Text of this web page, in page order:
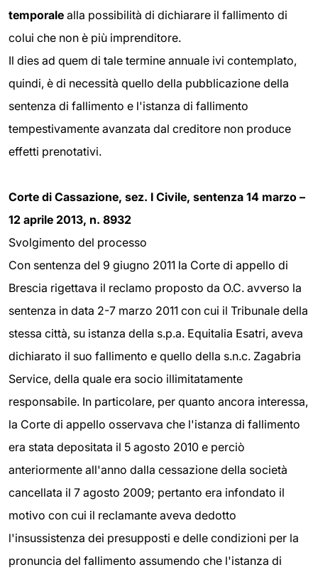
temporale alla possibilità di dichiarare il fallimento di
colui che non è più imprenditore.
Il dies ad quem di tale termine annuale ivi contemplato,
quindi, è di necessità quello della pubblicazione della
sentenza di fallimento e l'istanza di fallimento
tempestivamente avanzata dal creditore non produce
effetti prenotativi.
Corte di Cassazione, sez. I Civile, sentenza 14 marzo –
12 aprile 2013, n. 8932
Svolgimento del processo
Con sentenza del 9 giugno 2011 la Corte di appello di
Brescia rigettava il reclamo proposto da O.C. avverso la
sentenza in data 2-7 marzo 2011 con cui il Tribunale della
stessa città, su istanza della s.p.a. Equitalia Esatri, aveva
dichiarato il suo fallimento e quello della s.n.c. Zagabria
Service, della quale era socio illimitatamente
responsabile. In particolare, per quanto ancora interessa,
la Corte di appello osservava che l'istanza di fallimento
era stata depositata il 5 agosto 2010 e perciò
anteriormente all'anno dalla cessazione della società
cancellata il 7 agosto 2009; pertanto era infondato il
motivo con cui il reclamante aveva dedotto
l'insussistenza dei presupposti e delle condizioni per la
pronuncia del fallimento assumendo che l'istanza di